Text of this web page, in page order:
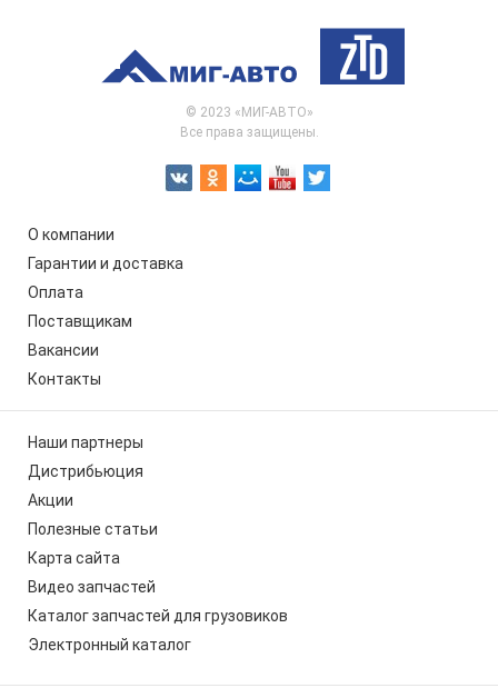
© 2023 «МИГ-АВТО»
Все права защищены.
О компании
Гарантии и доставка
Оплата
Поставщикам
Вакансии
Контакты
Наши партнеры
Дистрибьюция
Акции
Полезные статьи
Карта сайта
Видео запчастей
Каталог запчастей для грузовиков
Электронный каталог